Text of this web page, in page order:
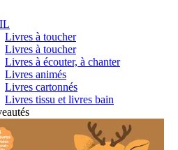
Livres à toucher
Livres à toucher
Livres à écouter, à chanter
Livres animés
Livres cartonnés
Livres tissu et livres bain